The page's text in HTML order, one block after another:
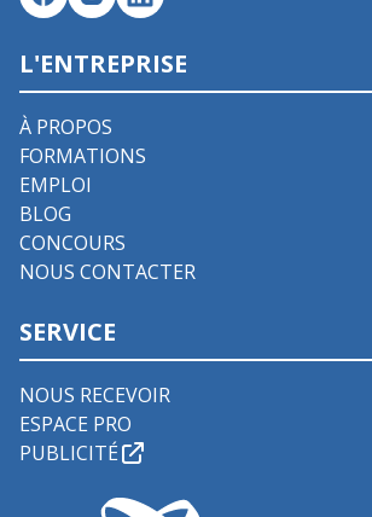
L'ENTREPRISE
À PROPOS
FORMATIONS
EMPLOI
BLOG
CONCOURS
NOUS CONTACTER
SERVICE
NOUS RECEVOIR
ESPACE PRO
PUBLICITÉ